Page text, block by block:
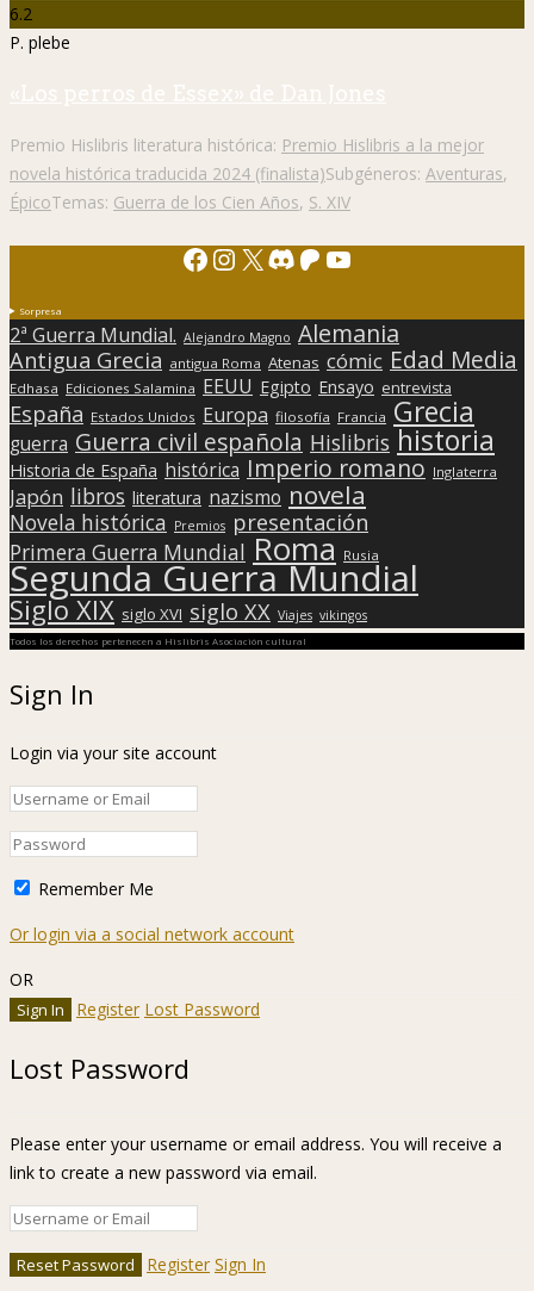
6.2
P. plebe
«Los perros de Essex» de Dan Jones
Premio Hislibris literatura histórica: Premio Hislibris a la mejor
novela histórica traducida 2024 (finalista)Subgéneros: Aventuras,
ÉpicoTemas: Guerra de los Cien Años, S. XIV
Facebook
Instagram
X Discord
Patreon
YouTube
Sorpresa
2ª Guerra Mundial. Alejandro Magno Alemania
Antigua Grecia antigua Roma Atenas cómic Edad Media
Edhasa Ediciones Salamina EEUU Egipto Ensayo entrevista
España Estados Unidos Europa filosofía Francia Grecia
guerra Guerra civil española Hislibris historia
Historia de España histórica Imperio romano Inglaterra
Japón libros literatura nazismo novela
Novela histórica Premios presentación
Primera Guerra Mundial Roma Rusia
Segunda Guerra Mundial
Siglo XIX siglo XVI siglo XX Viajes vikingos
Todos los derechos pertenecen a Hislibris Asociación cultural
Sign In
Login via your site account
Remember Me
Or login via a social network account
OR
Register Lost Password
Lost Password
Please enter your username or email address. You will receive a
link to create a new password via email.
Register Sign In